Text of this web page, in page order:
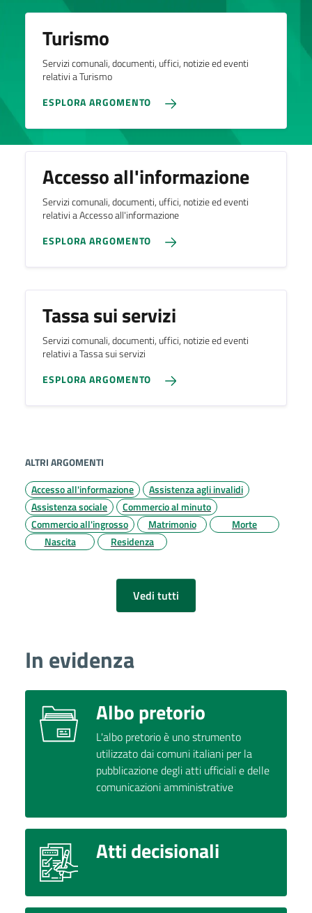
Turismo
Servizi comunali, documenti, uffici, notizie ed eventi
relativi a Turismo
ESPLORA ARGOMENTO
Accesso all'informazione
Servizi comunali, documenti, uffici, notizie ed eventi
relativi a Accesso all'informazione
ESPLORA ARGOMENTO
Tassa sui servizi
Servizi comunali, documenti, uffici, notizie ed eventi
relativi a Tassa sui servizi
ESPLORA ARGOMENTO
ALTRI ARGOMENTI
Accesso all'informazione
Assistenza agli invalidi
Assistenza sociale
Commercio al minuto
Commercio all'ingrosso
Matrimonio
Morte
Nascita
Residenza
Vedi tutti
In evidenza
Albo pretorio
L'albo pretorio è uno strumento
utilizzato dai comuni italiani per la
pubblicazione degli atti ufficiali e delle
comunicazioni amministrative
Atti decisionali